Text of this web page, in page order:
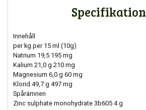
Specifikation
Innehåll
per kg per 15 ml (10g)
Natrium 19,5 195 mg
Kalium 21,0 g 210 mg
Magnesium 6,0 g 60 mg
Klorid 49,7 g 497 mg
Spårämnen
Zinc sulphate monohydrate 3b605 4 g